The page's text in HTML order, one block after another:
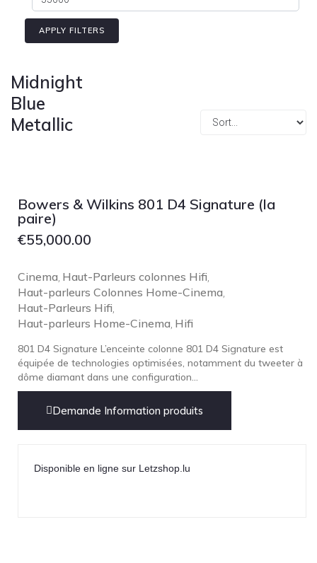
Degritter
Denon
Enleum
eversolo
Grimm Audio
Harbeth
HIFIMAN
HMS
ifi audio
Innuos
JBL
JL AUDIO
JVC
APPLY FILTERS
Midnight
Blue
Metallic
Bowers & Wilkins 801 D4 Signature (la
paire)
€55,000.00
Cinema Haut-Parleurs colonnes Hifi
Haut-parleurs Colonnes Home-Cinema
Haut-Parleurs Hifi
Haut-parleurs Home-Cinema Hifi
801 D4 Signature L’enceinte colonne 801 D4 Signature est
équipée de technologies optimisées, notamment du tweeter à
dôme diamant dans une configuration...
Demande Information produits
Disponible en ligne sur Letzshop.lu